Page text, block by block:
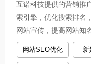
互诺科技提供的营销推
索引擎，优化搜索排名
网站宣传，提高网站知
网站SEO优化 新